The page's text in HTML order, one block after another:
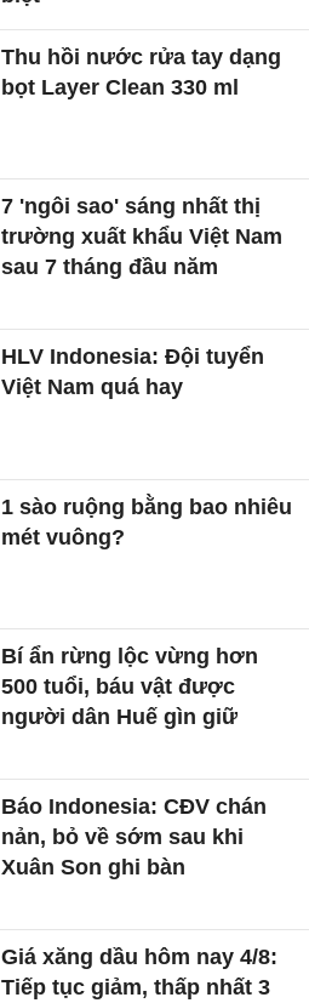
Thu hồi nước rửa tay dạng
bọt Layer Clean 330 ml
7 'ngôi sao' sáng nhất thị
trường xuất khẩu Việt Nam
sau 7 tháng đầu năm
HLV Indonesia: Đội tuyển
Việt Nam quá hay
1 sào ruộng bằng bao nhiêu
mét vuông?
Bí ẩn rừng lộc vừng hơn
500 tuổi, báu vật được
người dân Huế gìn giữ
Báo Indonesia: CĐV chán
nản, bỏ về sớm sau khi
Xuân Son ghi bàn
Giá xăng dầu hôm nay 4/8:
Tiếp tục giảm, thấp nhất 3